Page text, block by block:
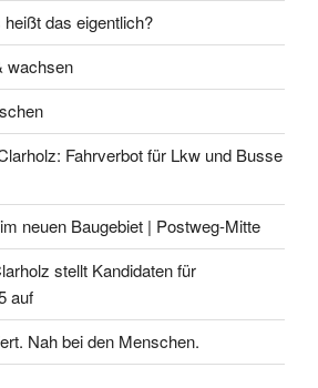
das eigentlich?
wachsen
Fahrverbot für Lkw und Busse
neuen Baugebiet | Postweg-Mitte
stellt Kandidaten für
auf
Nah bei den Menschen.